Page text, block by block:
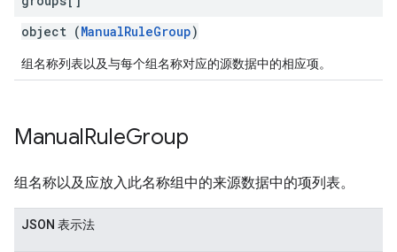
object (ManualRuleGroup)
组名称列表以及与每个组名称对应的源数据中的相应项。
ManualRuleGroup
组名称以及应放入此名称组中的来源数据中的项列表。
JSON 表示法